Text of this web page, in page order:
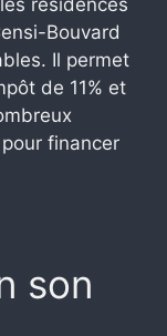
résidences
Bouvard
Il permet
de 11% et
financer
son